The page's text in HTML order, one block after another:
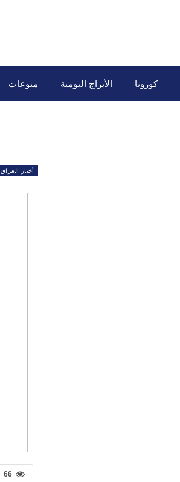
كورونا الأبراج اليومية منوعات
أخبار العراق
66